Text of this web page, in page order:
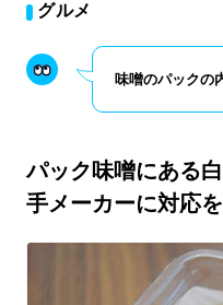
グルメ
味噌のパックの
パック味噌にある
手メーカーに対応